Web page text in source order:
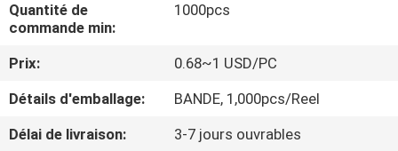
AU
SUJET
NOUS
Quantité de
commande min:
1000pcs
Prix:
0.68~1 USD/PC
Détails d'emballage:
BANDE, 1,000pcs/Reel
Délai de livraison:
3-7 jours ouvrables